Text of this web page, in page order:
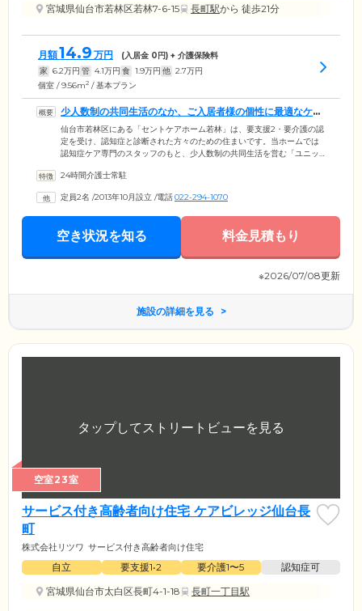
宮城県仙台市若林区若林7-6-15
長町駅から 徒歩21分
月額14.9 万円 (入居金 0円) + 介護保険料
家 6.2万円 管 4.1万円 食 1.9万円 他 2.7万円
個室 / 9.56m2 / 基本プラン
少人数制の共同生活のなか、ご入居者様の個性に最適なケア
をご提供します
仙台市若林区にある「セントケアホーム若林」は、要支援2・要介護の認
定を受け、認知症と診断された方々のための住まいです。当ホームでは
認知症ケア専門のスタッフのもと、少人数制の共同生活を営む「ユニッ
ご入居者様それぞれの個性を把握し、お食事の支度や洗濯、掃除などか
ら、身体機能を活用して行くことにより、認知症の進行緩和を目指して
います。また周辺は豊かな緑に囲まれた静かな住宅街。見渡す景色から
24時間介護士常駐
定員2名 /2013年10月設立 /電話022-294-1070
空き状況を知る 料金見積もり
※2026/07/08更新
施設の詳細を見る
空室23室
サービス付き高齢者向け住宅 ケアビレッジ仙台長
町
株式会社リツワ サービス付き高齢者向け住宅
自立 要支援1•2 要介護1〜5
認知症可
宮城県仙台市太白区長町4-1-18
長町一丁目駅